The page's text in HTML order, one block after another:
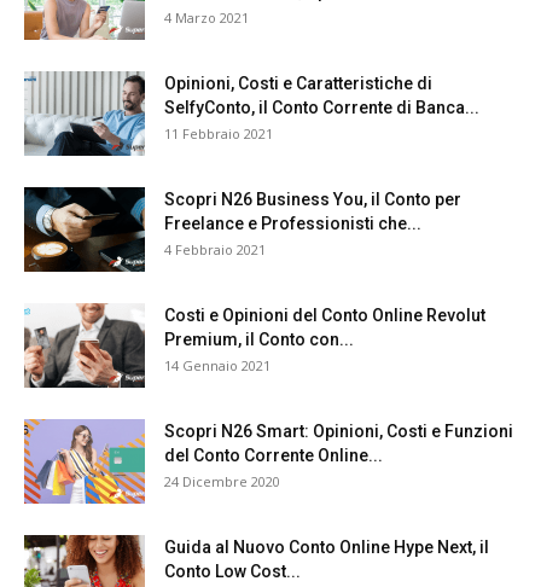
4 Marzo 2021
Opinioni, Costi e Caratteristiche di
SelfyConto, il Conto Corrente di Banca...
11 Febbraio 2021
Scopri N26 Business You, il Conto per
Freelance e Professionisti che...
4 Febbraio 2021
Costi e Opinioni del Conto Online Revolut
Premium, il Conto con...
14 Gennaio 2021
Scopri N26 Smart: Opinioni, Costi e Funzioni
del Conto Corrente Online...
24 Dicembre 2020
Guida al Nuovo Conto Online Hype Next, il
Conto Low Cost...